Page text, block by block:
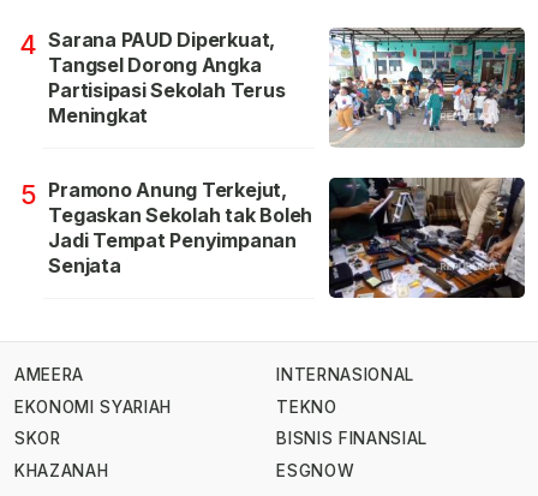
4 Sarana PAUD Diperkuat,
Tangsel Dorong Angka
Partisipasi Sekolah Terus
Meningkat
5 Pramono Anung Terkejut,
Tegaskan Sekolah tak Boleh
Jadi Tempat Penyimpanan
Senjata
AMEERA
EKONOMI SYARIAH
SKOR
KHAZANAH
INTERNASIONAL
TEKNO
BISNIS FINANSIAL
ESGNOW